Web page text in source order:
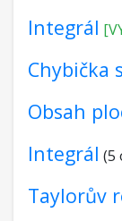
Integrál
Chybička
Obsah
Integrál (5
Taylorův